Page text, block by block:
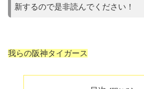
新するので是非読んでください！
我らの阪神タイガース